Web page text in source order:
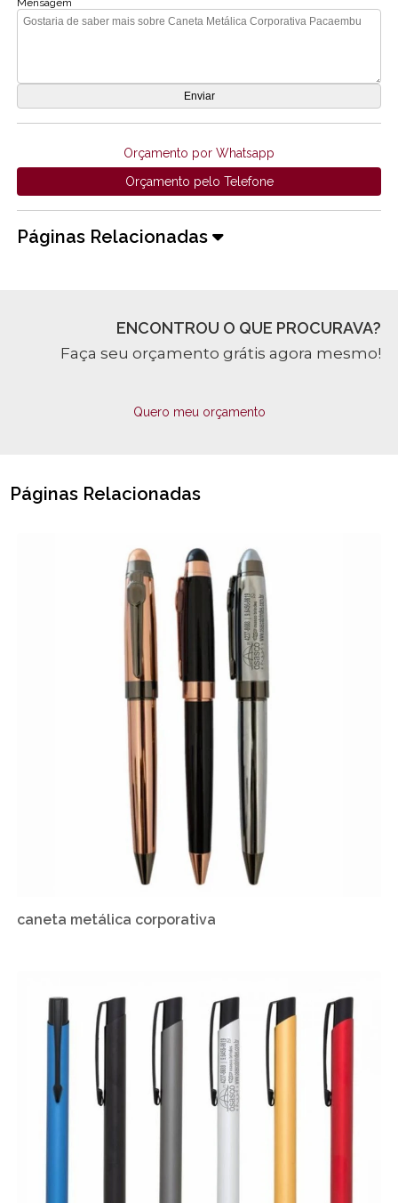
Orçamento por Whatsapp
Orçamento pelo Telefone
Páginas Relacionadas
ENCONTROU O QUE PROCURAVA?
Faça seu orçamento grátis agora mesmo!
Quero meu orçamento
Páginas Relacionadas
caneta metálica corporativa